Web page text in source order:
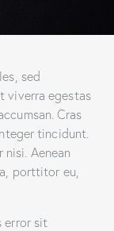
sed
viverra egestas
Cras
tincidunt.
nisi. Aenean
porttitor eu,
error sit